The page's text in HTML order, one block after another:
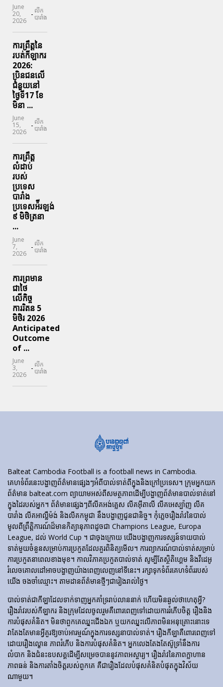
June
20,
2026
- លីក
បារាំង
ការព្រឹត្តនៃ
របត់កីឡាករ
2026:
ប្រិនជនលើ
ជំនួយនៅ
ថ្ងៃទី17 ខែ
មិនា ...
June
15,
2026
- លីក
បារាំង
ការព្រឹត្ត
លំដាប់
របស់
ប្រទេស
បារាំង
ប្រទេសអ៉ីរឡង់
៩ មិថិត្រនា
...
June
7,
2026
- លីក
បារាំង
ការព្រមាន
ជាថៃ
លើកិច្ច
ការរិតន 5
មិថិរ 2026
Anticipated
Outcome
of ...
June
3,
2026
- លីក
បារាំង
Balteat Cambodia Football is a football news in Cambodia.
គេហទំព័រ​នេះ​បង្ហាញ​ព័ត៌មាន​ផ្សេងៗ​អំពី​បាល់ទាត់​ពី​ក្នុង​និង​ក្រៅ​ប្រទេស។ ក្រុមអ្នកយក
ព័ត៌មាន balteat.com ព្យាយាមអស់ពីសមត្ថភាពដើម្បីបង្ហាញព័ត៌មានបាល់ទាត់នៅ
ក្នុងដៃរបស់អ្នក។ ព័ត៌មានផ្សេងៗពីលីគអង់គ្លេស លីគអ៊ីតាលី លីគអេស្ប៉ាញ លីគ
បារាំង លីគអាល្លឺម៉ង់ និងលីគកម្ពុជា នឹងបង្ហាញជូនជានិច្ច។ កុំភ្លេចរឿងរ៉ាវនៃបាល់
មូលពីព្រឹត្តិការណ៍ដ៏មានកិត្យានុភាពដូចជា Champions League, Europa
League, ដល់ World Cup ។ ជាចុងក្រោយ យើងបង្ហាញការទស្សន៍ទាយបាល់
ទាត់មួយចំនួនសម្រាប់ការប្រកួតដែលគួរពិនិត្យមើល។ ការព្យាករណ៍បាល់ទាត់សម្រាប់
ការប្រកួតនាពេលខាងមុខ។ កាលវិភាគប្រកួតបាល់ទាត់ សូម្បីតែស្ថិតិហ្គេម និងវីដេអូ
រំលេចគោលដៅអាចបង្ហាញយ៉ាងពេញលេញនៅទីនេះ។ រក្សាទុកទំព័រគេហទំព័ររបស់
យើង ចងចាំឈ្មោះ។ តាមដានព័ត៌មានថ្មីៗជារៀងរាល់ថ្ងៃ។
បាល់ទាត់​ជា​កីឡា​ដែល​ទាក់​ទាញ​អ្នក​គាំទ្រ​រាប់​លាន​នាក់ ហើយ​មិន​ឆ្ងល់​ថា​ហេតុអ្វី?
រឿងរ៉ាវ​របស់​កីឡាករ និង​ក្រុម​ដែល​ចូលរួម​គឺ​ពោរពេញ​ទៅ​ដោយ​ការ​រំភើប​ចិត្ត រឿង​និង​
ការ​បំផុស​គំនិត។ មិនថាពួកគេឈ្នះជើងឯក ឬយកឈ្នះលើភាពមិនអនុគ្រោះនោះទេ
វាតែងតែមានអ្វីគួរឱ្យចាប់អារម្មណ៍ក្នុងការទស្សនាបាល់ទាត់។ រឿង​កីឡា​គឺ​ពោរពេញ​ទៅ​
ដោយ​រឿង​ល្ខោន ភាព​រំភើប និង​ការ​បំផុស​គំនិត។ អ្នកលេងតែងតែស៊ូទ្រាំនឹងការ
លំបាក និងជំនះឧបសគ្គដើម្បីសម្រេចបាននូវភាពអស្ចារ្យ។ រឿងរ៉ាវនៃភាពក្លាហាន
ភាពធន់ និងការតាំងចិត្តរបស់ពួកគេ គឺជារឿងដែលបំផុសគំនិតបំផុតក្នុងវិស័យ
ណាមួយ។